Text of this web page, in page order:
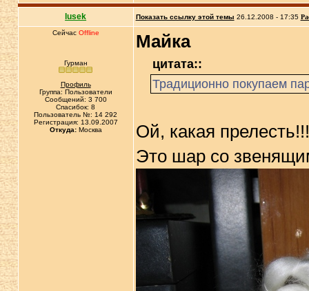
lusek Показать ссылку этой темы 26.12.2008 - 17:35
Сейчас Offline
Гурман
Профиль
Группа: Пользователи
Сообщений: 3 700
Спасибок: 8
Пользователь №: 14 292
Регистрация: 13.09.2007
Откуда:Москва
Майка
цитата::
Традиционно покупаем
Ой, какая
Это шар со